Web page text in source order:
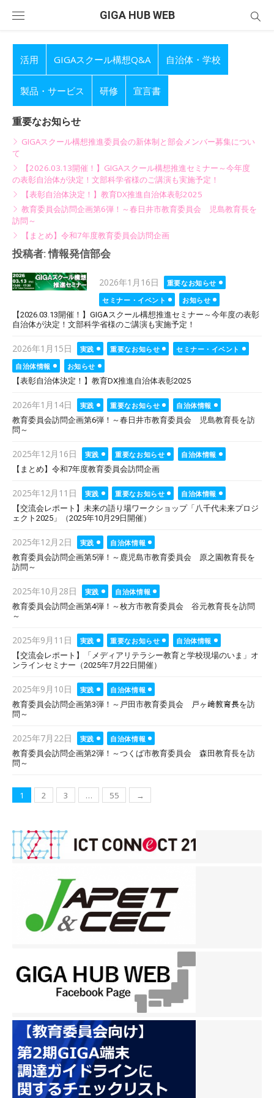
GIGA HUB WEB
活用 GIGAスクール構想Q&A 自治体・学校
製品・サービス 研修 宣言書
重要なお知らせ
GIGAスクール構想推進委員会の新体制と部会メンバー募集につい
て
【2026.03.13開催！】GIGAスクール構想推進セミナー～今年度
の表彰自治体が決定！文部科学省様のご講演も実施予定！
【表彰自治体決定！】教育DX推進自治体表彰2025
教育委員会訪問企画第6弾！～春日井市教育委員会 児島教育長を
訪問～
【まとめ】令和7年度教育委員会訪問企画
投稿者:情報発信部会
Posted
on
2026年1月16日
重要なお知らせ
セミナー・イベント
お知らせ
【2026.03.13開催！】GIGAスクール構想推進セミナー～今年度の表彰
自治体が決定！文部科学省様のご講演も実施予定！
Posted
on
2026年1月15日 実践 重要なお知らせ
セミナー・イベント
自治体情報
お知らせ
【表彰自治体決定！】教育DX推進自治体表彰2025
Posted
on
2026年1月14日 実践 重要なお知らせ
自治体情報
教育委員会訪問企画第6弾！～春日井市教育委員会 児島教育長を訪
問～
Posted
on
2025年12月16日 実践 重要なお知らせ
自治体情報
【まとめ】令和7年度教育委員会訪問企画
Posted
on
2025年12月11日 実践 重要なお知らせ
自治体情報
【交流会レポート】未来の語り場ワークショップ「八千代未来プロジ
ェクト2025」（2025年10月29日開催）
Posted
on
2025年12月2日 実践
自治体情報
教育委員会訪問企画第5弾！～鹿児島市教育委員会 原之園教育長を
訪問～
Posted
on
2025年10月28日 実践
自治体情報
教育委員会訪問企画第4弾！～枚方市教育委員会 谷元教育長を訪問
～
Posted
on
2025年9月11日 実践 重要なお知らせ
自治体情報
【交流会レポート】「メディアリテラシー教育と学校現場のいま」オ
ンラインセミナー（2025年7月22日開催）
Posted
on
2025年9月10日 実践
自治体情報
教育委員会訪問企画第3弾！～戸田市教育委員会 戸ヶ﨑教育長を訪
問～
Posted
on
2025年7月22日 実践
自治体情報
教育委員会訪問企画第2弾！～つくば市教育委員会 森田教育長を訪
問～
投
ナ
ビ
ゲ
ョ
1 2 3 … 55 →